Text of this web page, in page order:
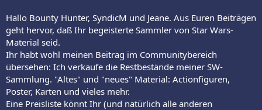
Hallo Bounty Hunter, SyndicM und Jeane. Aus Euren Beiträgen
geht hervor, daß Ihr begeisterte Sammler von Star Wars-
Material seid.
Ihr habt wohl meinen Beitrag im Communitybereich
übersehen: Ich verkaufe die Restbestände meiner SW-
Sammlung. "Altes" und "neues" Material: Actionfiguren,
Poster, Karten und vieles mehr.
Eine Preisliste könnt Ihr (und natürlich alle anderen